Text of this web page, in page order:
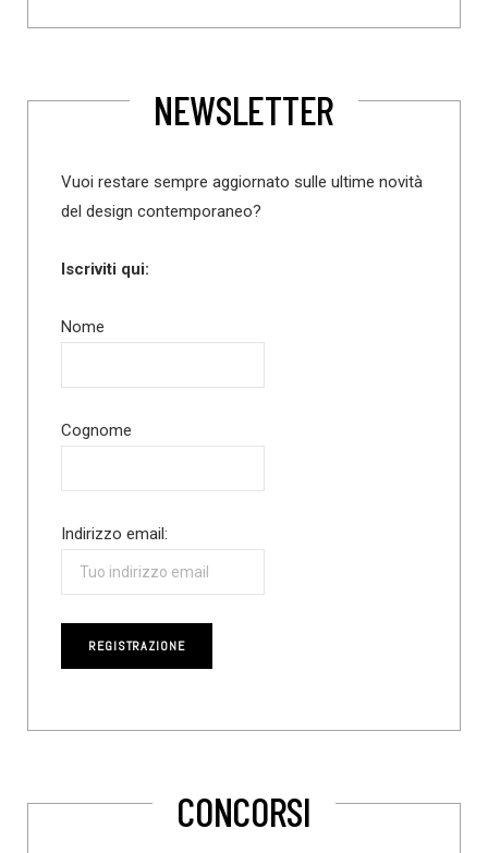
NEWSLETTER
Vuoi restare sempre aggiornato sulle ultime novità
del design contemporaneo?
Iscriviti qui:
Nome
Cognome
Indirizzo email:
CONCORSI